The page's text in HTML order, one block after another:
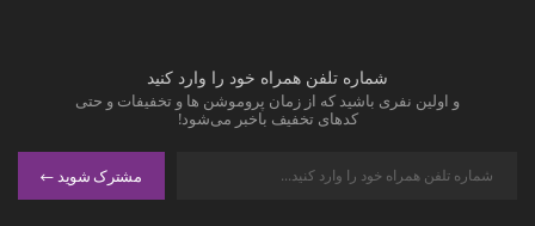
شماره تلفن همراه خود را وارد کنید
و اولین نفری باشید که از زمان پروموشن ها و تخفیفات و حتی
کدهای تخفیف باخبر می‌شود!
مشترک شوید